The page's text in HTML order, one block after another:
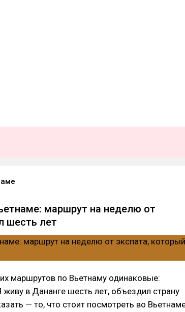
маршрут на неделю от
шесть лет
маршрутов по Вьетнаму одинаковые:
в Дананге шесть лет, объездил страну
— то, что стоит посмотреть во